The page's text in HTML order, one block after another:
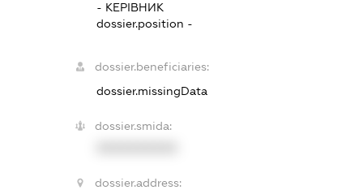
- КЕРІВНИК
dossier.position -
dossier.beneficiaries:
dossier.missingData
dossier.smida:
dossier.address: